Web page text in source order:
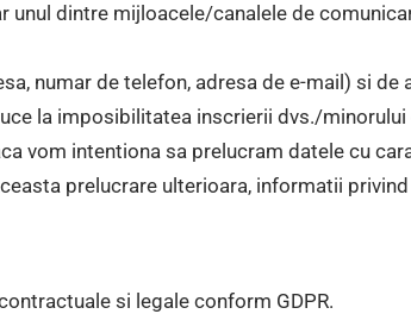
unul dintre mijloacele/canalele de
numar de telefon, adresa de e-mail) si de
la imposibilitatea inscrierii dvs./minorului
vom intentiona sa prelucram datele cu
prelucrare ulterioara, informatii
si legale conform GDPR.